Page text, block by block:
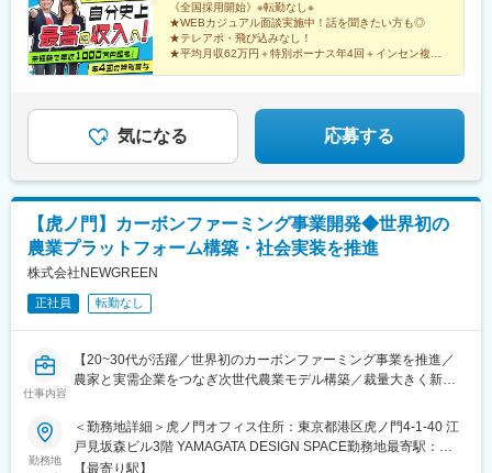
府、兵庫県、奈良県、和歌山県、鳥取県、島根県、岡山県、広島
県、山口県、徳島県、香川県、愛媛県、高知県、福岡県、佐賀
県、長崎県、熊本県、大分県、宮崎県、鹿児島県、沖縄県
《全国採用開始》※転勤なし※
★WEBカジュアル面談実施中！話を聞きたい方も◎
★テレアポ・飛び込みなし！
★平均月収62万円＋特別ボーナス年4回＋インセン複数
気になる 応募する
【虎ノ門】カーボンファーミング事業開発◆世界初の
農業プラットフォーム構築・社会実装を推進
株式会社NEWGREEN
正社員 転勤なし
仕事内容
【20~30代が活躍／世界初のカーボンファーミング事業を推進／
農家と実需企業をつなぎ次世代農業モデル構築／裁量大きく新規
■業務概要
当社は、サイエンスとデジタル、現場伴走を融合した農業プラッ
トフォームを通じ、農業を「環境再生産業」へと変革する事業を
勤務地
＜勤務地詳細＞虎ノ門オフィス住所：東京都港区虎ノ門4-1-40 江
戸見坂森ビル3階 YAMAGATA DESIGN SPACE勤務地最寄駅：東
京メトロ 日比谷線線／虎ノ門ヒルズ駅受動喫煙対策：屋内全面禁
【最寄り駅】